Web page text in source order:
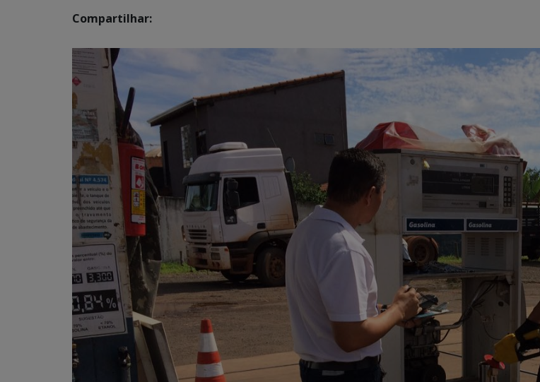
Compartilhar: